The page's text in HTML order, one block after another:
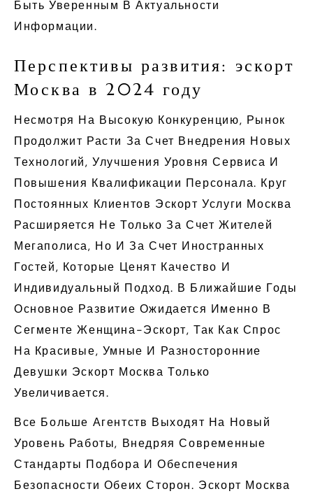
Быть Уверенным В Актуальности
Информации.
Перспективы развития: эскорт
Москва в 2024 году
Несмотря На Высокую Конкуренцию, Рынок
Продолжит Расти За Счет Внедрения Новых
Технологий, Улучшения Уровня Сервиса И
Повышения Квалификации Персонала. Круг
Постоянных Клиентов Эскорт Услуги Москва
Расширяется Не Только За Счет Жителей
Мегаполиса, Но И За Счет Иностранных
Гостей, Которые Ценят Качество И
Индивидуальный Подход. В Ближайшие Годы
Основное Развитие Ожидается Именно В
Сегменте Женщина-Эскорт, Так Как Спрос
На Красивые, Умные И Разносторонние
Девушки Эскорт Москва Только
Увеличивается.
Все Больше Агентств Выходят На Новый
Уровень Работы, Внедряя Современные
Стандарты Подбора И Обеспечения
Безопасности Обеих Сторон. Эскорт Москва